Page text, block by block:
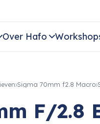
Over Hafo
Sigma 70mm f2.8 Macro
F/2.8